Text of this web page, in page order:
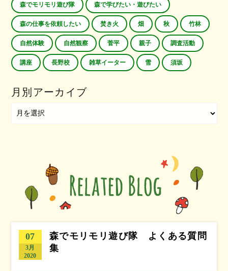
森でモリモリ遊び隊 森で学びたい・遊びたい
森の仕事を依頼したい 焚き火 畑 秋 竹林
自然体験 自然観察 菅平 親子 調査活動
講座 長野校 雑草イーター 雪 須坂
月別アーカイブ
07
3月
2020
森でモリモリ遊び隊 よくある質問
集